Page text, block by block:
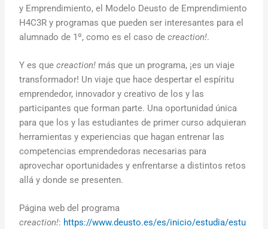
y Emprendimiento, el Modelo Deusto de Emprendimiento
H4C3R y programas que pueden ser interesantes para el
alumnado de 1º, como es el caso decreaction!.
Y es que creaction! más que un programa, ¡es un viaje
transformador! Un viaje que hace despertar el espíritu
emprendedor, innovador y creativo de los y las
participantes que forman parte. Una oportunidad única
para que los y las estudiantes de primer curso adquieran
herramientas y experiencias que hagan entrenar las
competencias emprendedoras necesarias para
aprovechar oportunidades y enfrentarse a distintos retos
allá y donde se presenten.
Página web del programa
creaction!: https://www.deusto.es/es/inicio/estudia/estu